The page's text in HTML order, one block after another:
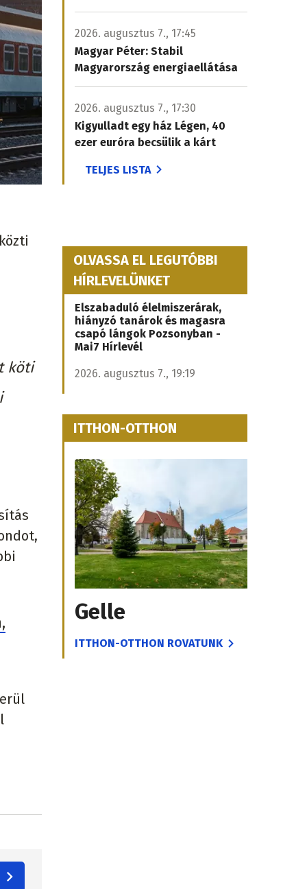
köti
2026. augusztus 7., 17:45
Magyar Péter: Stabil
Magyarország energiaellátása
2026. augusztus 7., 17:30
Kigyulladt egy ház Légen, 40
ezer euróra becsülik a kárt
TELJES LISTA
OLVASSA EL LEGUTÓBBI
HÍRLEVELÜNKET
Elszabaduló élelmiszerárak,
hiányzó tanárok és magasra
csapó lángok Pozsonyban -
Mai7 Hírlevél
2026. augusztus 7., 19:19
ITTHON-OTTHON
Gelle
ITTHON-OTTHON ROVATUNK